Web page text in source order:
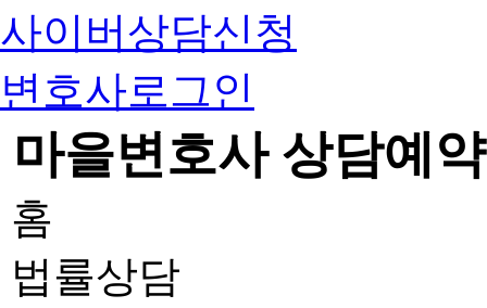
사이버상담신청
변호사로그인
마을변호사 상담예약
홈
법률상담